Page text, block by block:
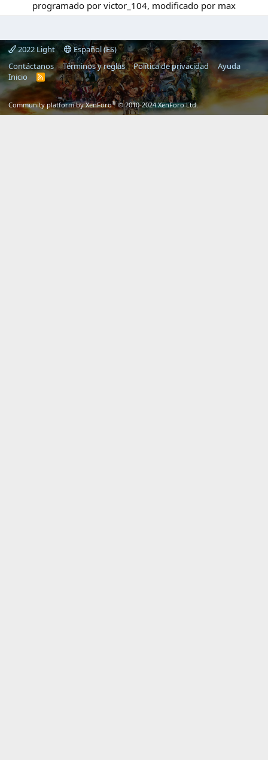
programado por victor_104, modificado por max
2022 Light
Español (ES)
Contáctanos
Términos y reglas Política de privacidad
Ayuda
Inicio
R
S
Community platform by XenForo® © 2010-2024 XenForo Ltd.